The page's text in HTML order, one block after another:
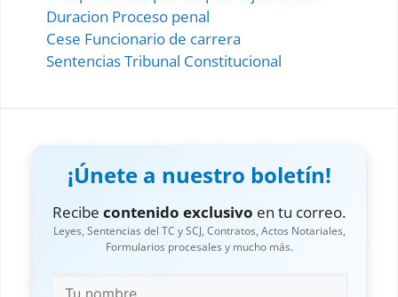
Duracion Proceso penal
Cese Funcionario de carrera
Sentencias Tribunal Constitucional
¡Únete a nuestro boletín!
Recibe contenido exclusivo en tu correo.
Leyes, Sentencias del TC y SCJ, Contratos, Actos Notariales,
Formularios procesales y mucho más.